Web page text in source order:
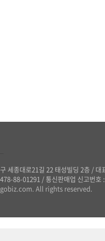
세종대로21길 22 태성빌딩 2층 / 대
88-01291 /통신판매업 신고번
All rights reserved.